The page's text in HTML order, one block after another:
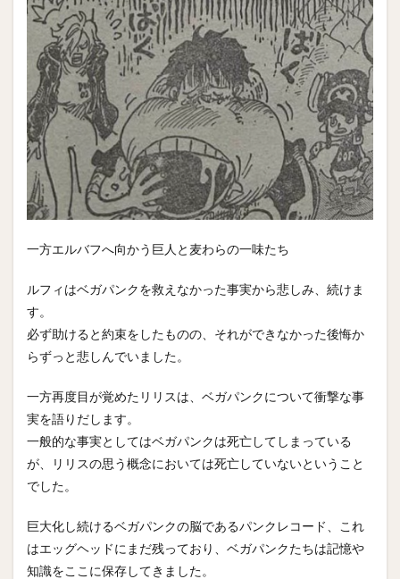
一方エルバフへ向かう巨人と麦わらの一味たち
ルフィはベガパンクを救えなかった事実から悲しみ、続けま
す。
必ず助けると約束をしたものの、それができなかった後悔か
らずっと悲しんでいました。
一方再度目が覚めたリリスは、ベガパンクについて衝撃な事
実を語りだします。
一般的な事実としてはベガパンクは死亡してしまっている
が、リリスの思う概念においては死亡していないということ
でした。
巨大化し続けるベガパンクの脳であるパンクレコード、これ
はエッグヘッドにまだ残っており、ベガパンクたちは記憶や
知識をここに保存してきました。